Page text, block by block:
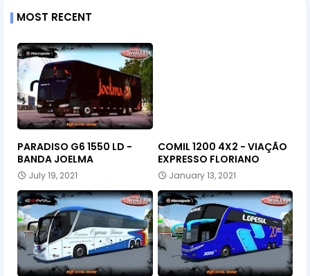
MOST RECENT
PARADISO G6 1550 LD -
BANDA JOELMA
July 19, 2021
COMIL 1200 4X2 - VIAÇÃO
EXPRESSO FLORIANO
January 13, 2021